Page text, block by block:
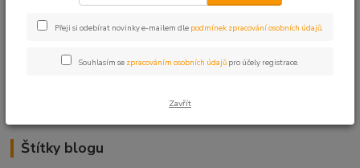
Kategorie blogu
Detektory
Štítky blogu
Přeji si odebírat novinky e-mailem dle podmínek zpracování osobních údajů.
Souhlasím se zpracováním osobních údajů pro účely registrace.
Zavřít